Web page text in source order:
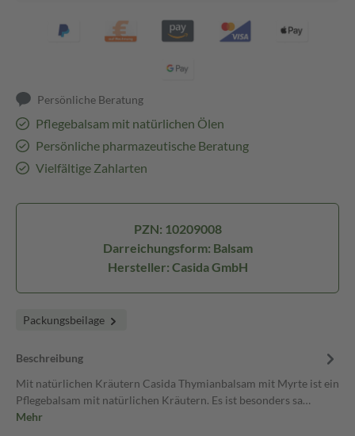
Persönliche Beratung
Pflegebalsam mit natürlichen Ölen
Persönliche pharmazeutische Beratung
Vielfältige Zahlarten
PZN: 10209008
Darreichungsform: Balsam
Hersteller: Casida GmbH
Packungsbeilage
Beschreibung
Mit natürlichen Kräutern Casida Thymianbalsam mit Myrte ist ein
Pflegebalsam mit natürlichen Kräutern. Es ist besonders sa…
Mehr